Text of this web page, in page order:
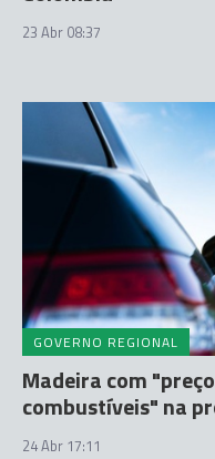
23 Abr 08:37
GOVERNO REGIONAL
Madeira com
combustíveis" na
24 Abr 17:11